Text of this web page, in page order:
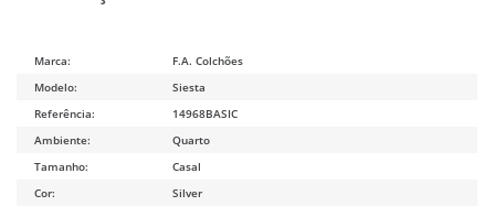
Marca:
F.A. Colchões
Modelo:
Siesta
Referência:
14968BASIC
Ambiente:
Quarto
Tamanho:
Casal
Cor:
Silver